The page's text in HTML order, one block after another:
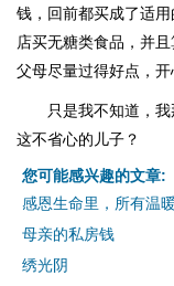
钱，回前都买成了适
店买无糖类食品，并
父母尽量过得好点，
只是我不知道，
这不省心的儿子？
您可能感兴趣的文章:
感恩生命里，所有温
母亲的私房钱
绣光阴